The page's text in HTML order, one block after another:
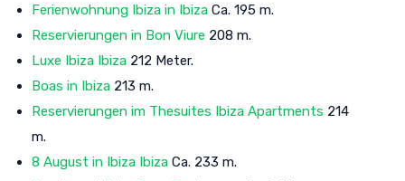
Ferienwohnung Ibiza in Ibiza Ca. 195 m.
Reservierungen in Bon Viure 208 m.
Luxe Ibiza Ibiza 212 Meter.
Boas in Ibiza 213 m.
Reservierungen im Thesuites Ibiza Apartments 214
m.
8 August in Ibiza Ibiza Ca. 233 m.